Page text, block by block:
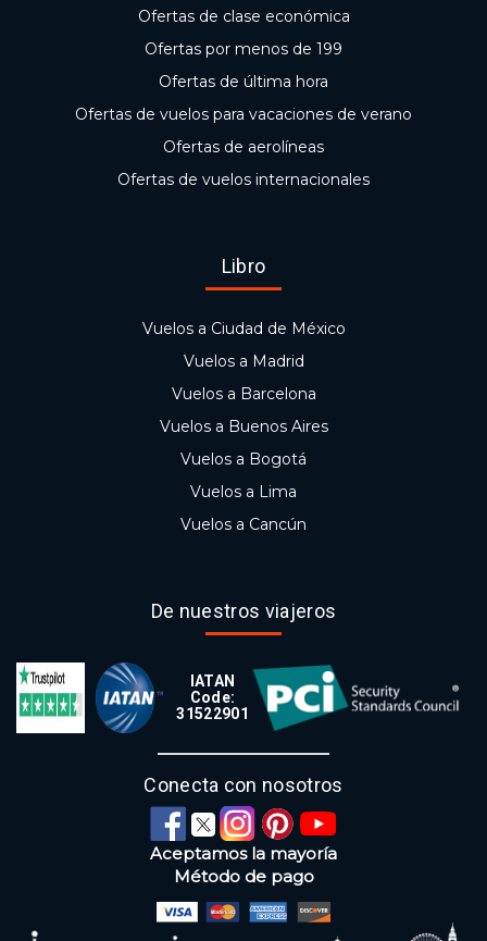
Ofertas de clase económica
Ofertas por menos de 199
Ofertas de última hora
Ofertas de vuelos para vacaciones de verano
Ofertas de aerolíneas
Ofertas de vuelos internacionales
Libro
Vuelos a Ciudad de México
Vuelos a Madrid
Vuelos a Barcelona
Vuelos a Buenos Aires
Vuelos a Bogotá
Vuelos a Lima
Vuelos a Cancún
De nuestros viajeros
IATAN
Code:
31522901
Conecta con nosotros
Aceptamos la mayoría
Método de pago